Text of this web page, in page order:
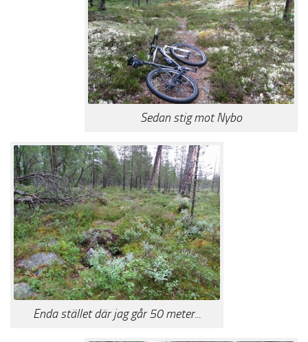
Sedan stig mot Nybo
Enda stället där jag går 50 meter...